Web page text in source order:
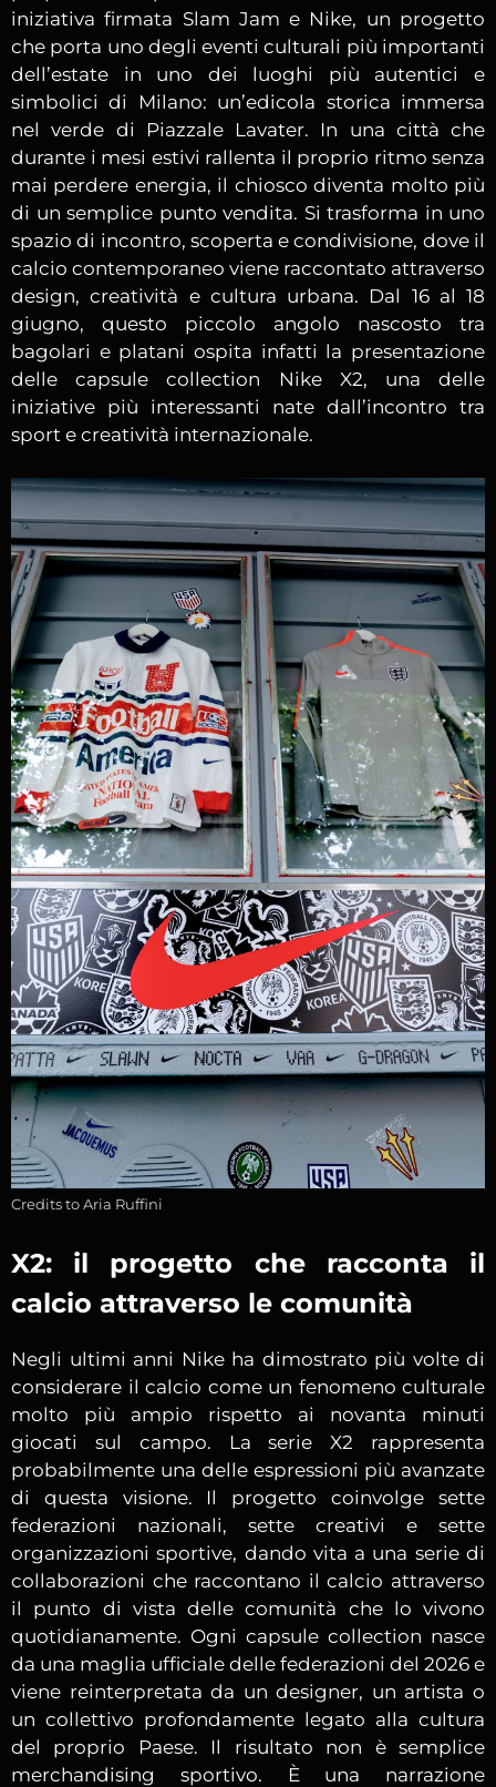
iniziativa firmata Slam Jam e Nike, un progetto
che porta uno degli eventi culturali più importanti
dell’estate in uno dei luoghi più autentici e
simbolici di Milano: un’edicola storica immersa
nel verde di Piazzale Lavater. In una città che
durante i mesi estivi rallenta il proprio ritmo senza
mai perdere energia, il chiosco diventa molto più
di un semplice punto vendita. Si trasforma in uno
spazio di incontro, scoperta e condivisione, dove il
calcio contemporaneo viene raccontato attraverso
design, creatività e cultura urbana. Dal 16 al 18
giugno, questo piccolo angolo nascosto tra
bagolari e platani ospita infatti la presentazione
delle capsule collection Nike X2, una delle
iniziative più interessanti nate dall’incontro tra
sport e creatività internazionale.
Credits to Aria Ruffini
X2: il progetto che racconta il
calcio attraverso le comunità
Negli ultimi anni Nike ha dimostrato più volte di
considerare il calcio come un fenomeno culturale
molto più ampio rispetto ai novanta minuti
giocati sul campo. La serie X2 rappresenta
probabilmente una delle espressioni più avanzate
di questa visione. Il progetto coinvolge sette
federazioni nazionali, sette creativi e sette
organizzazioni sportive, dando vita a una serie di
collaborazioni che raccontano il calcio attraverso
il punto di vista delle comunità che lo vivono
quotidianamente. Ogni capsule collection nasce
da una maglia ufficiale delle federazioni del 2026 e
viene reinterpretata da un designer, un artista o
un collettivo profondamente legato alla cultura
del proprio Paese. Il risultato non è semplice
merchandising sportivo. È una narrazione